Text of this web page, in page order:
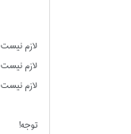
لازم
لازم
لازم
توجه!